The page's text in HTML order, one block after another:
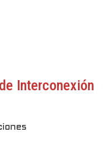
Interconexión